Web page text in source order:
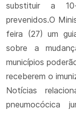
substituir a
prevenidos.O
feira (27) um
sobre a
municípios
receberem o
Notícias
pneumocócica